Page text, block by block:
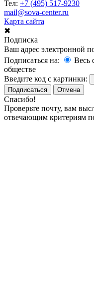
Тел: +7 (495) 517-9230
mail@sova-center.ru
Карта сайта
✖
Подписка
Ваш адрес электронной
Подписаться на:
Весь
обществе
Введите код с картинки:
Подписаться
Отмена
Спасибо!
Проверьте почту, вам
отвечающим критериям